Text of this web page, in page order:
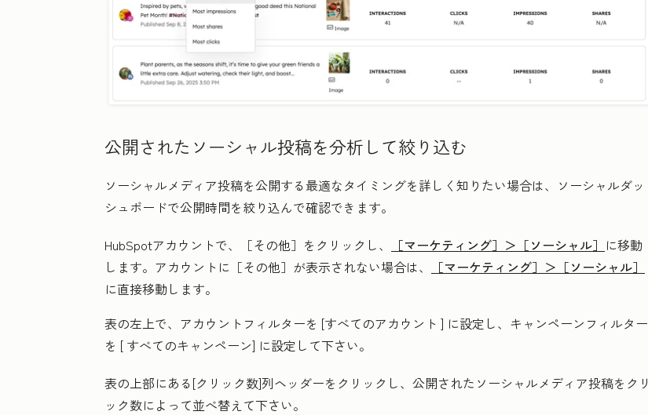
公開されたソーシャル投稿を分析して絞り込む
ソーシャルメディア投稿を公開する最適なタイミングを詳しく知りたい場合は、ソーシャルダッ
シュボードで公開時間を絞り込んで確認できます。
HubSpotアカウントで、
［その他］をクリックし、 ［マーケティング］＞ ［ソーシャル］ に移動
します。アカウントに ［その他］が表示されない場合は、 ［マーケティング］＞ ［ソーシャル］
に直接移動します。
表の左上で、アカウントフィルターを [すべてのアカウント ] に設定し、キャンペーンフィルター
を [ すべてのキャンペーン] に設定して下さい。
表の上部にある[クリック数]列ヘッダーをクリックし、公開されたソーシャルメディア投稿をクリ
ック数によって並べ替えて下さい。